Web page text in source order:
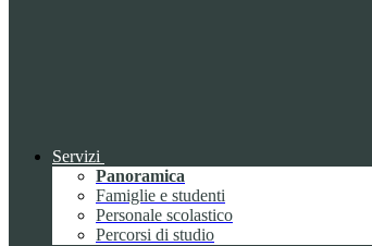
Servizi
Panoramica
Famiglie e studenti
Personale scolastico
Percorsi di studio